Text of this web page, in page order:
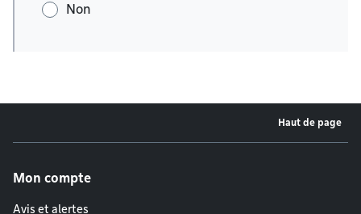
Non
Haut de page
Mon compte
Avis et alertes